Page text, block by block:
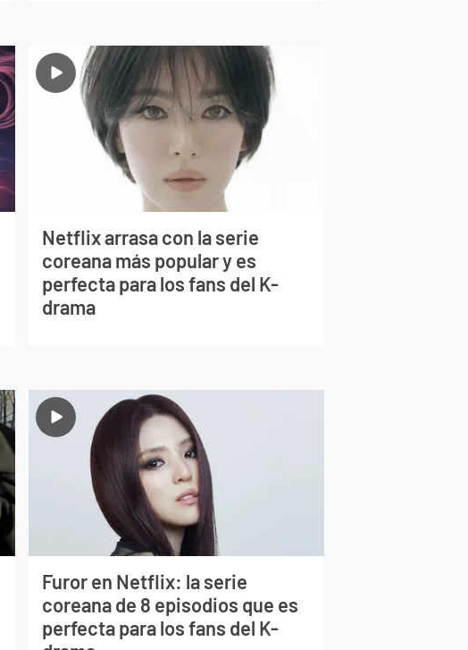
Netflix arrasa con la serie
coreana más popular y es
perfecta para los fans del K-
drama
Furor en Netflix: la serie
coreana de 8 episodios que es
perfecta para los fans del K-